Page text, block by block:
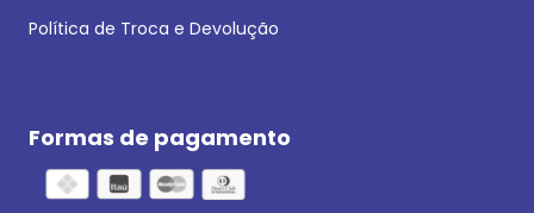
Política de Troca e Devolução
Formas de pagamento